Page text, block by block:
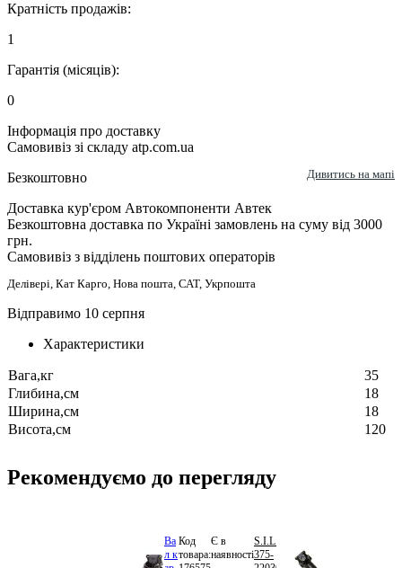
Кратність продажів:
1
Гарантія (місяців):
0
Інформація про доставку
Самовивіз зі складу atp.com.ua
Безкоштовно
Дивитись на мапі
Доставка кур'єром Автокомпоненти Автек
Безкоштовна доставка по Україні замовлень на суму від 3000
грн.
Самовивіз з відділень поштових операторів
Делівері, Кат Карго, Нова пошта, САТ, Укрпошта
Відправимо 10 серпня
Характеристики
Вага,кг
35
Глибина,см
18
Ширина,см
18
Висота,см
120
Рекомендуємо до перегляду
Ва
л к
Код
товара:
Є в
наявності
S.I.L.A.
375-
292.24